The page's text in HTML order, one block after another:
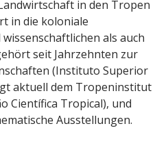
in den Tropen
in die koloniale
als auch
seit Jahrzehnten zur
(Instituto Superior
aktuell dem Tropeninstitut
Científica Tropical), und
Ausstellungen.